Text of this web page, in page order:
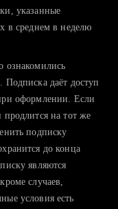
поднимаете
и оценить шансы
указанные
в среднем в неделю
ознакомились
даёт доступ
оформлении. Если
продлится на тот же
подписку
до конца
являются
случаев,
условия есть